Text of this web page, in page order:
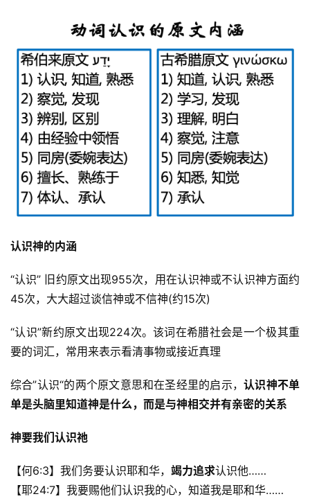
认识神的内涵
“认识” 旧约原文出现955次，用在认识神或不认识神方面约
45次，大大超过谈信神或不信神(约15次)
“认识”新约原文出现224次。该词在希腊社会是一个极其重
要的词汇，常用来表示看清事物或接近真理
综合”认识“的两个原文意思和在圣经里的启示，认识神不单
单是头脑里知道神是什么，而是与神相交并有亲密的关系
神要我们认识祂
【何6:3】我们务要认识耶和华， 竭力追求认识他……
【耶24:7】我要赐他们认识我的心，知道我是耶和华……